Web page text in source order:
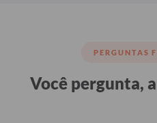
PERGUNTAS
Você pergunta,